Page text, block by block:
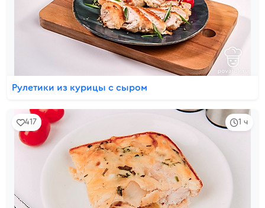
Рулетики из курицы с сыром
1 ч
417